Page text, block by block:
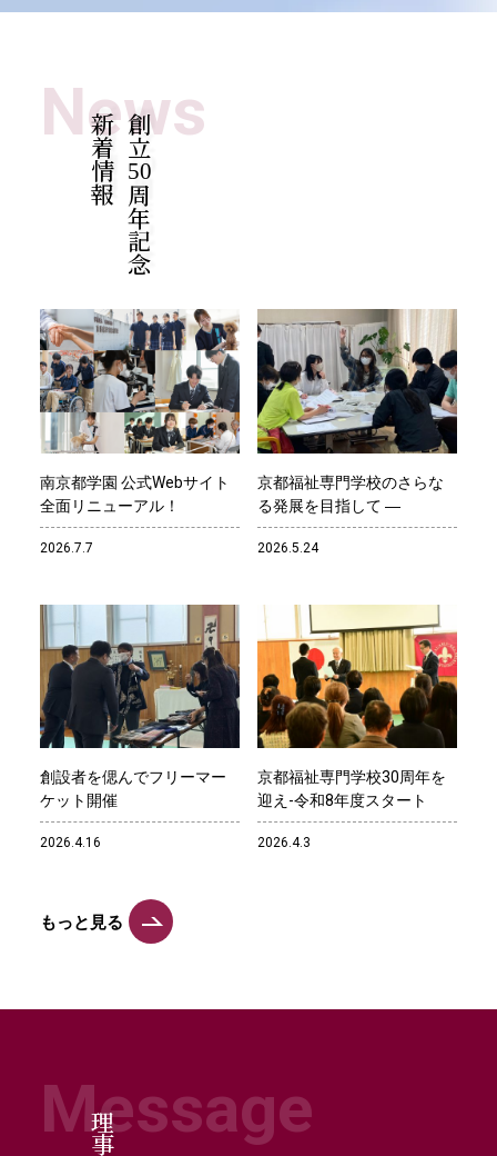
News
創立
50
周年記念
新着情報
南京都学園 公式Webサイト
全面リニューアル！
2026.7.7
京都福祉専門学校のさらな
る発展を目指して ―
2026.5.24
創設者を偲んでフリーマー
ケット開催
2026.4.16
京都福祉専門学校30周年を
迎え-令和8年度スタート
2026.4.3
もっと見る
Message